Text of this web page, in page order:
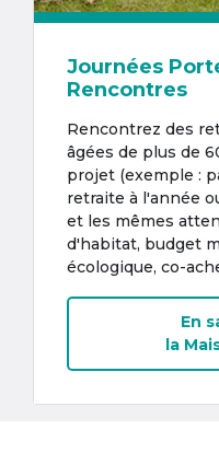
Journées
Rencontres
Rencontrez des
âgées de plus de
projet (exemple :
retraite à l'année
et les mêmes
d'habitat, budget
écologique, co-
En
la